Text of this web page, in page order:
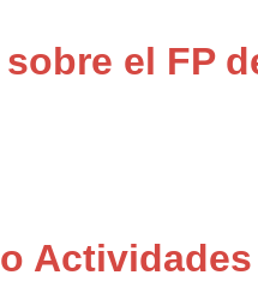
el FP